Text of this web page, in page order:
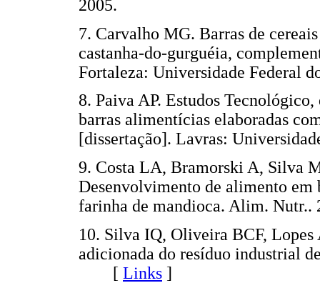
2005.
7. Carvalho MG. Barras de
castanha-do-gurguéia,
Fortaleza: Universidade Federal
8. Paiva AP. Estudos
barras alimentícias elaboradas
[dissertação]. Lavras:
9. Costa LA, Bramorski A, Silva
Desenvolvimento de alimento em
farinha de mandioca. Alim.
10. Silva IQ, Oliveira BCF, Lopes
adicionada do resíduo industrial
[ Links ]